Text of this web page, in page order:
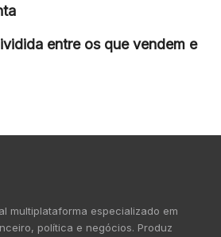
entre os que vendem e
multiplataforma especializado em
política e negócios. Produz